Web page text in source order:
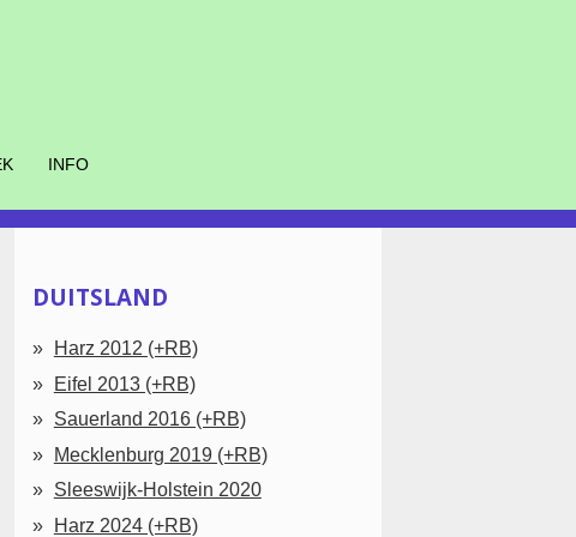
INFO
DUITSLAND
Harz 2012 (+RB)
Eifel 2013 (+RB)
Sauerland 2016 (+RB)
Mecklenburg 2019 (+RB)
Sleeswijk-Holstein 2020
Harz 2024 (+RB)